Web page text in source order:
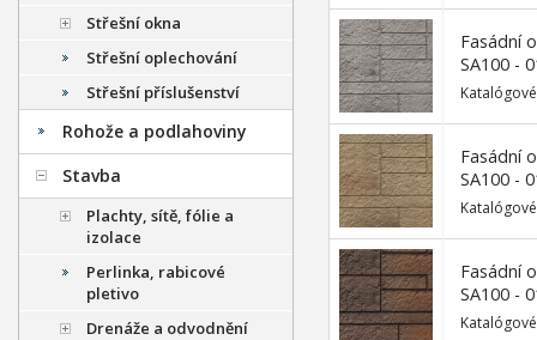
Fasádní
SA100 -
Fasádní
SA100 -
Fasádní
SA100 -
Střešní okna
Střešní oplechování
Střešní příslušenství
Rohože a podlahoviny
Stavba
Plachty, sítě, fólie a
izolace
Perlinka, rabicové
pletivo
Drenáže a odvodnění